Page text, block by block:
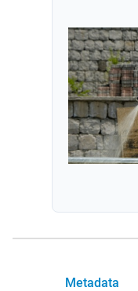
Metadata